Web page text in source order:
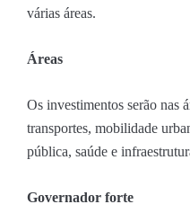
várias áreas.
Áreas
Os investimentos serão nas
transportes, mobilidade
pública, saúde e
Governador forte